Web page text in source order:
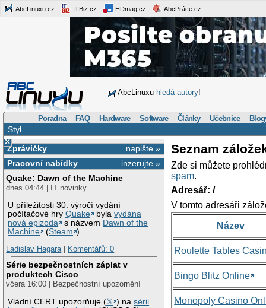
AbcLinuxu.cz ITBiz.cz HDmag.cz AbcPráce.cz
AbcLinuxu hledá autory!
Poradna FAQ Hardware Software Články Učebnice
Styl
×
napište »
Zprávičky
inzerujte »
Pracovní nabídky
Quake: Dawn of the Machine
dnes 04:44 | IT novinky
U příležitosti 30. výročí vydání
počítačové hryQuake bylavydána
nová epizoda
s názvem Dawn of the
Machine
(Steam ).
Ladislav Hagara| Komentářů: 0
Série bezpečnostních záplat v
produktech Cisco
včera 16:00 | Bezpečnostní upozornění
Vládní CERT upozorňuje (𝕏 ) nasérii
Seznam
Zde si můžete
spam.
Adresář: /
V tomto adresáři
Název
Roulette Tables
Bingo Blitz Online
Monopoly Casino